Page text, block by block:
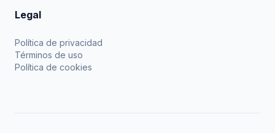
Legal
Política de privacidad
Términos de uso
Política de cookies